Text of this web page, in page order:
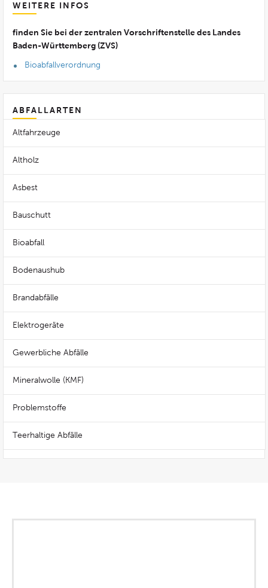
WEITERE INFOS
finden Sie bei der zentralen Vorschriftenstelle des Landes
Baden-Württemberg (ZVS)
Bioabfallverordnung
ABFALLARTEN
Altfahrzeuge
Altholz
Asbest
Bauschutt
Bioabfall
Bodenaushub
Brandabfälle
Elektrogeräte
Gewerbliche Abfälle
Mineralwolle (KMF)
Problemstoffe
Teerhaltige Abfälle